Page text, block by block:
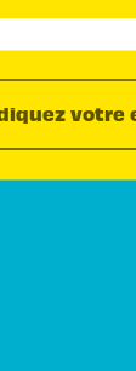
votre